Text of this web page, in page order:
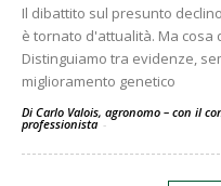
Il dibattito sul presunto
è tornato d'attualità. Ma cosa
Distinguiamo tra evidenze,
miglioramento genetico
Di Carlo Valois, agronomo – con il
professionista -